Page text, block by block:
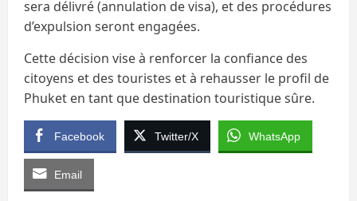
sera délivré (annulation de visa), et des procédures
d’expulsion seront engagées.
Cette décision vise à renforcer la confiance des
citoyens et des touristes et à rehausser le profil de
Phuket en tant que destination touristique sûre.
Facebook Twitter/X WhatsApp
Email